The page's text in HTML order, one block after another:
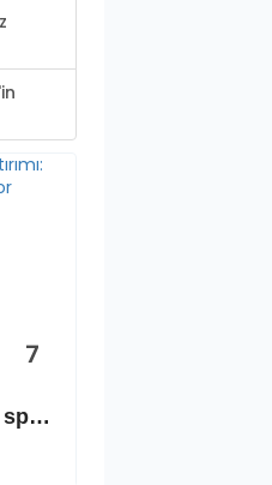
Haliliye Belediyesi’nden dev spor yatırımı: Okçuluk sahası ve kapalı salon yapılıyor
7